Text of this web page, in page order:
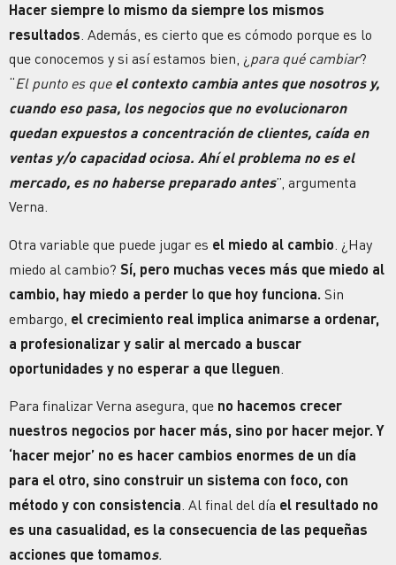
Hacer siempre lo mismo da siempre los mismos
resultados. Además, es cierto que es cómodo porque es lo
que conocemos y si así estamos bien, ¿ para qué cambiar?
“El punto es que el contexto cambia antes que nosotros y,
cuando eso pasa, los negocios que no evolucionaron
quedan expuestos a concentración de clientes, caída en
ventas y/o capacidad ociosa. Ahí el problema no es el
mercado, es no haberse preparado antes”, argumenta
Verna.
Otra variable que puede jugar es el miedo al cambio . ¿Hay
miedo al cambio? Sí, pero muchas veces más que miedo al
cambio, hay miedo a perder lo que hoy funciona. Sin
embargo, el crecimiento real implica animarse a ordenar,
a profesionalizar y salir al mercado a buscar
oportunidades y no esperar a que lleguen
Para finalizar Verna asegura, que no hacemos crecer
nuestros negocios por hacer más, sino por hacer mejor. Y
‘hacer mejor’ no es hacer cambios enormes de un día
para el otro, sino construir un sistema con foco, con
método y con consistencia. Al final del día el resultado no
es una casualidad, es la consecuencia de las pequeñas
acciones que tomamos.